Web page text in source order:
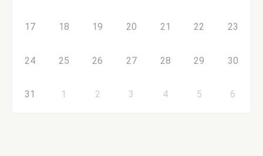
17 18 19 20 21 22 23
24 25 26 27 28 29 30
31 1 2 3 4 5 6